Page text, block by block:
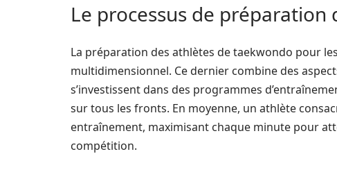
Le processus de
La préparation des athlètes de taekwondo pour
multidimensionnel. Ce dernier combine des
s’investissent dans des programmes
sur tous les fronts. En moyenne, un athlète
entraînement, maximisant chaque minute pour
compétition.